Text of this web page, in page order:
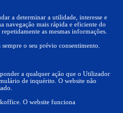
a determinar a utilidade, interesse e
navegação mais rápida e eficiente do
as mesmas informações.
o seu prévio consentimento.
a qualquer ação que o Utilizador
de inquérito. O website não
O website funciona